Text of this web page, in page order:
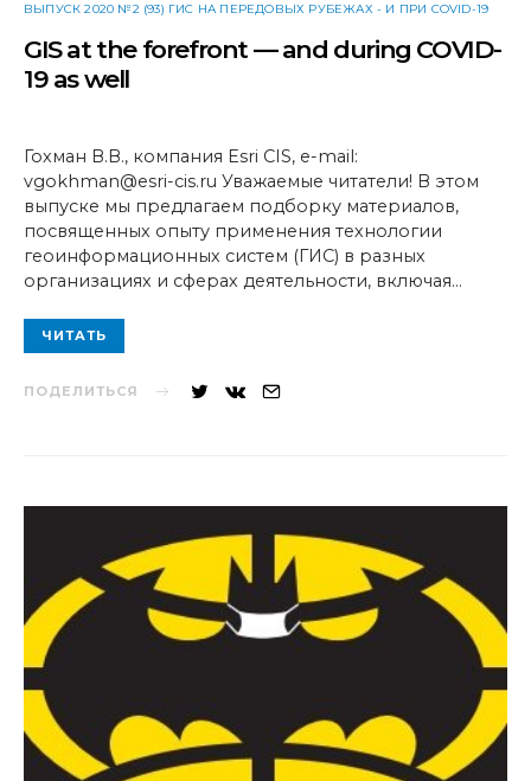
ВЫПУСК 2020 №2 (93) ГИС НА ПЕРЕДОВЫХ РУБЕЖАХ - И ПРИ COVID-19
GIS at the forefront — and during COVID-
19 as well
Гохман В.В., компания Esri CIS, e-mail:
vgokhman@esri-cis.ru Уважаемые читатели! В этом
выпуске мы предлагаем подборку материалов,
посвященных опыту применения технологии
геоинформационных систем (ГИС) в разных
организациях и сферах деятельности, включая…
ЧИТАТЬ
ПОДЕЛИТЬСЯ